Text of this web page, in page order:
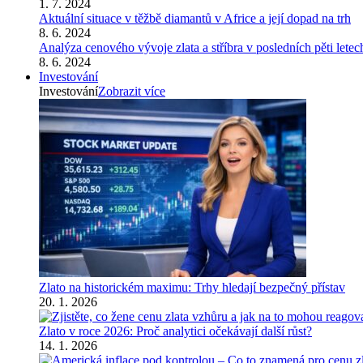
1. 7. 2024
Aktuální situace v těžbě diamantů v Africe a její dopad na trh
8. 6. 2024
Analýza cenového vývoje zlata a stříbra v posledních pěti
8. 6. 2024
Investování
InvestováníZobrazit více
Zlato na historickém maximu: Trhy hledají bezpečný přístav
20. 1. 2026
Zlato v roce 2026: Proč analytici očekávají další růst?
14. 1. 2026